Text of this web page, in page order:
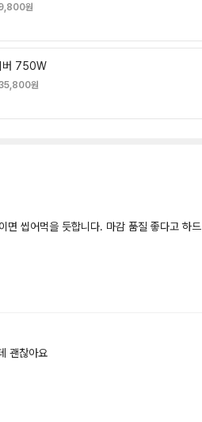
원
버 750W
원
면 씹어먹을 듯합니다. 마감 품질 좋다고 하드
괜찮아요